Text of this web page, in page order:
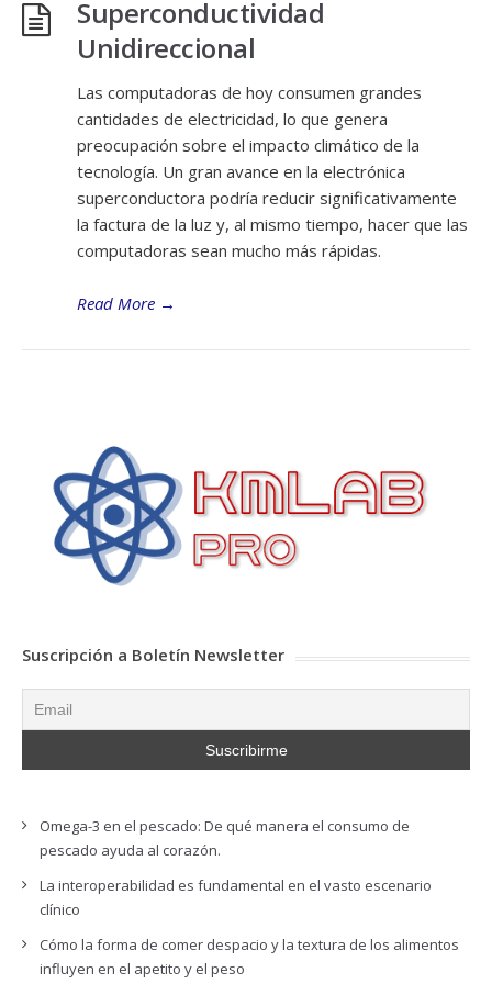
Superconductividad
Unidireccional
Las computadoras de hoy consumen grandes
cantidades de electricidad, lo que genera
preocupación sobre el impacto climático de la
tecnología. Un gran avance en la electrónica
superconductora podría reducir significativamente
la factura de la luz y, al mismo tiempo, hacer que las
computadoras sean mucho más rápidas.
Read More →
Suscripción a Boletín Newsletter
Omega-3 en el pescado: De qué manera el consumo de
pescado ayuda al corazón.
La interoperabilidad es fundamental en el vasto escenario
clínico
Cómo la forma de comer despacio y la textura de los alimentos
influyen en el apetito y el peso